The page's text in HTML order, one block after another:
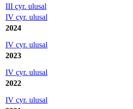
III çyr. ulusal
IV çyr. ulusal
2024
IV çyr. ulusal
2023
IV çyr. ulusal
2022
IV çyr. ulusal